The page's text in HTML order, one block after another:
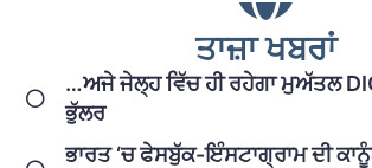
ਤਾਜ਼ਾ ਖਬਰਾਂ
…ਅਜੇ ਜੇਲ੍ਹ ਵਿੱਚ ਹੀ ਰਹੇਗਾ ਮੁਅੱਤਲ
ਭੁੱਲਰ
ਭਾਰਤ ‘ਚ ਫੇਸਬੁੱਕ-ਇੰਸਟਾਗ੍ਰਾਮ ਦੀ